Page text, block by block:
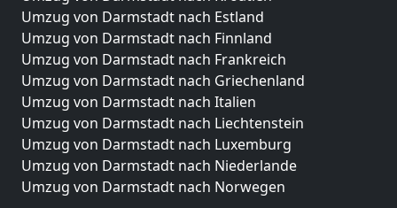
Umzug von Darmstadt nach Estland
Umzug von Darmstadt nach Finnland
Umzug von Darmstadt nach Frankreich
Umzug von Darmstadt nach Griechenland
Umzug von Darmstadt nach Italien
Umzug von Darmstadt nach Liechtenstein
Umzug von Darmstadt nach Luxemburg
Umzug von Darmstadt nach Niederlande
Umzug von Darmstadt nach Norwegen